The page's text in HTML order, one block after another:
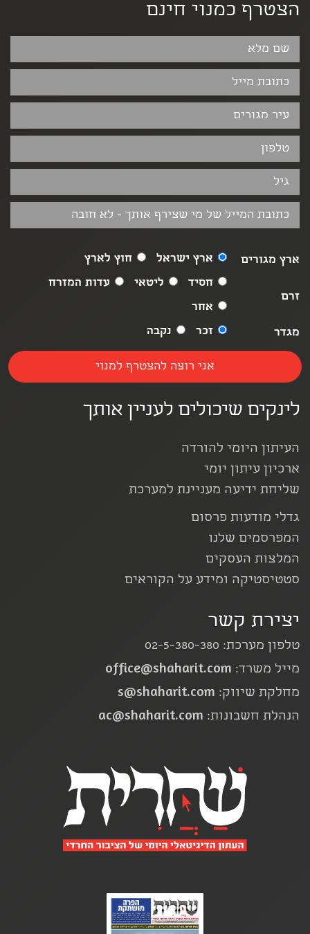
הצטרף כמנוי חינם
ארץ מגורים ארץ ישראל חוץ לארץ
זרם
חסיד ליטאי
עדות המזרח
אחר
מגדר
זכר נקבה
לינקים שיכולים לעניין אותך
העיתון היומי להורדה
ארכיון עיתון יומי
שליחת ידיעה מעניינת למערכת
גדלי מודעות פרסום
המפרסמים שלנו
המלצות העסקים
סטטיסטיקה ומידע על הקוראים
יצירת קשר
טלפון מערכת: 02-5-380-380
מייל משרד: office@shaharit.com
מחלקת שיווק: s@shaharit.com
הנהלת חשבונות: ac@shaharit.com